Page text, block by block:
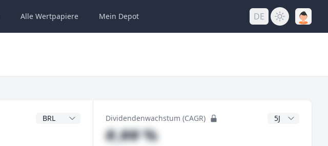
Alle Wertpapiere Mein Depot DE
DividendenwährungDividendenwachstum (CAGR) CAGR Jahre
#,## %